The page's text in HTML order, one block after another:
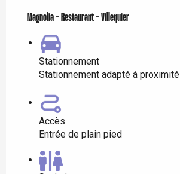
Magnolia - Restaurant - Villequier
Stationnement
Stationnement adapté à proximité
Accès
Entrée de plain pied